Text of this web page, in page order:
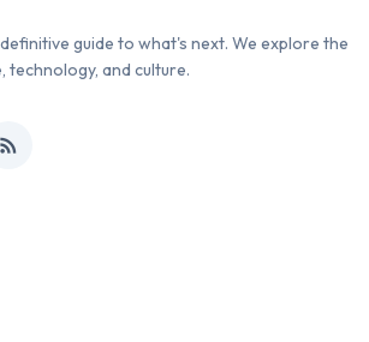
guide to what's next. We explore the
and culture.
rss_feed